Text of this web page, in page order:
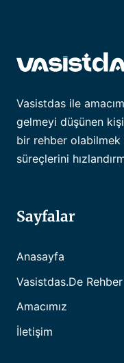
Vasistdas ile
gelmeyi düşünen
bir rehber olabilmek
süreçlerini
Sayfalar
Anasayfa
Vasistdas.de Rehber
Amacımız
İletişim